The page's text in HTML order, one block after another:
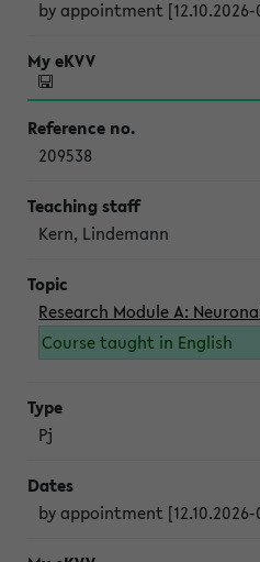
by appointment [12.10.2026-
209538
Kern, Lindemann
Research Module A:
Course taught in English
Pj
by appointment [12.10.2026-